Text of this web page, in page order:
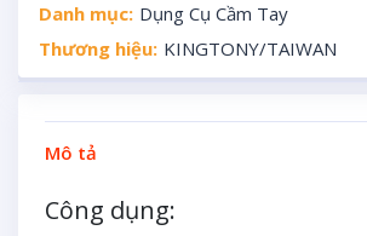
Danh mục: Dụng Cụ Cầm Tay
Thương hiệu: KINGTONY/TAIWAN
Mô tả
Công dụng: